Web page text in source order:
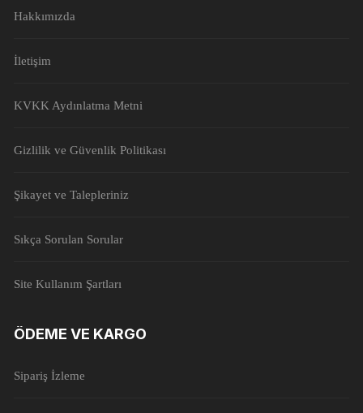
Hakkımızda
İletişim
KVKK Aydınlatma Metni
Gizlilik ve Güvenlik Politikası
Şikayet ve Talepleriniz
Sıkça Sorulan Sorular
Site Kullanım Şartları
ÖDEME VE KARGO
Sipariş İzleme